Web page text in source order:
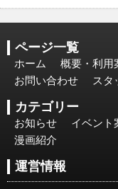
ページ一覧
ホーム 概要・利用
お問い合わせ
スタ
カテゴリー
お知らせ イベント
漫画紹介
運営情報